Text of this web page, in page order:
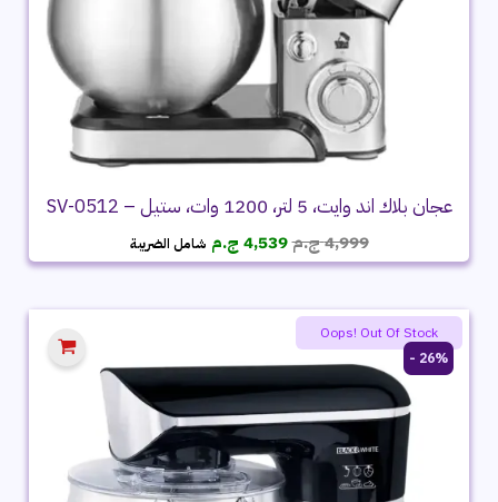
عجان بلاك اند وايت، 5 لتر، 1200 وات، ستيل – SV-0512
4,999ج.مالسعر
الأصلي
4,999 ج.م.
4,539 ج.م السعر
الحالي
4,539 ج.م.
شامل الضريبة
26% -
Oops! Out Of Stock